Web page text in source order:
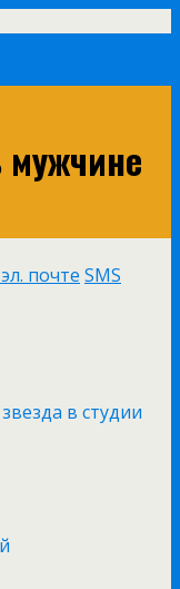
мужчине
почте SMS
в студии